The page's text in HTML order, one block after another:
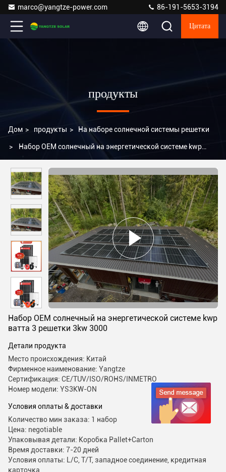
marco@yangtze-power.com 86-191-5653-3194
Цитата
продукты
Дом > продукты > На наборе солнечной системы решетки
> Набор OEM солнечный на энергетической системе kwp
Набор OEM солнечный на энергетической системе kwp
ватта 3 решетки 3kw 3000
Детали продукта
Место происхождения: Китай
Фирменное наименование: Yangtze
Сертификация: CE/TUV/ISO/ROHS/INMETRO
Номер модели: YS3KW-ON
Условия оплаты & доставки
Количество мин заказа: 1 набор
Цена: negotiable
Упаковывая детали: Коробка Pallet+Carton
Время доставки: 7-20 дней
Условия оплаты: L/C, T/T, западное соединение, кредитная
карточка